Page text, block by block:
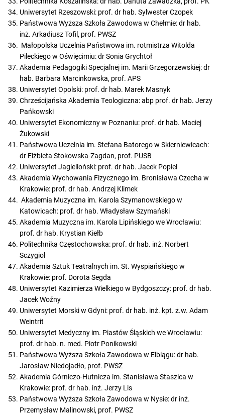
Uniwersytet Rzeszowski: prof. dr hab. Sylwester Czopek
Państwowa Wyższa Szkoła Zawodowa w Chełmie: dr hab.
inż. Arkadiusz Tofil, prof. PWSZ
Małopolska Uczelnia Państwowa im. rotmistrza Witolda
Pileckiego w Oświęcimiu: dr Sonia Grychtoł
Akademia Pedagogiki Specjalnej im. Marii Grzegorzewskiej: dr
hab. Barbara Marcinkowska, prof. APS
Uniwersytet Opolski: prof. dr hab. Marek Masnyk
Chrześcijańska Akademia Teologiczna: abp prof. dr hab. Jerzy
Pańkowski
Uniwersytet Ekonomiczny w Poznaniu: prof. dr hab. Maciej
Żukowski
Państwowa Uczelnia im. Stefana Batorego w Skierniewicach:
dr Elżbieta Stokowska-Zagdan, prof. PUSB
Uniwersytet Jagielloński: prof. dr hab. Jacek Popiel
Akademia Wychowania Fizycznego im. Bronisława Czecha w
Krakowie: prof. dr hab. Andrzej Klimek
Akademia Muzyczna im. Karola Szymanowskiego w
Katowicach: prof. dr hab. Władysław Szymański
Akademia Muzyczna im. Karola Lipińskiego we Wrocławiu:
prof. dr hab. Krystian Kiełb
Politechnika Częstochowska: prof. dr hab. inż. Norbert
Sczygiol
Akademia Sztuk Teatralnych im. St. Wyspiańskiego w
Krakowie: prof. Dorota Segda
Uniwersytet Kazimierza Wielkiego w Bydgoszczy: prof. dr hab.
Jacek Woźny
Uniwersytet Morski w Gdyni: prof. dr hab. inż. kpt. ż.w. Adam
Weintrit
Uniwersytet Medyczny im. Piastów Śląskich we Wrocławiu:
prof. dr hab. n. med. Piotr Ponikowski
Państwowa Wyższa Szkoła Zawodowa w Elblągu: dr hab.
Jarosław Niedojadło, prof. PWSZ
Akademia Górniczo-Hutnicza im. Stanisława Staszica w
Krakowie: prof. dr hab. inż. Jerzy Lis
Państwowa Wyższa Szkoła Zawodowa w Nysie: dr inż.
Przemysław Malinowski, prof. PWSZ